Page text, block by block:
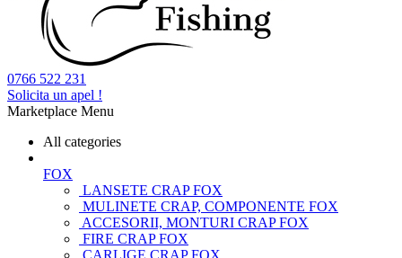
0766 522 231
Solicita un apel !
Marketplace Menu
All categories
FOX
LANSETE CRAP FOX
MULINETE CRAP, COMPONENTE FOX
ACCESORII, MONTURI CRAP FOX
FIRE CRAP FOX
CARLIGE CRAP FOX